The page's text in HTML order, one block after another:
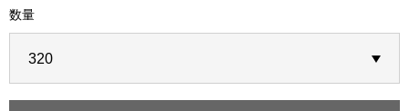
数量